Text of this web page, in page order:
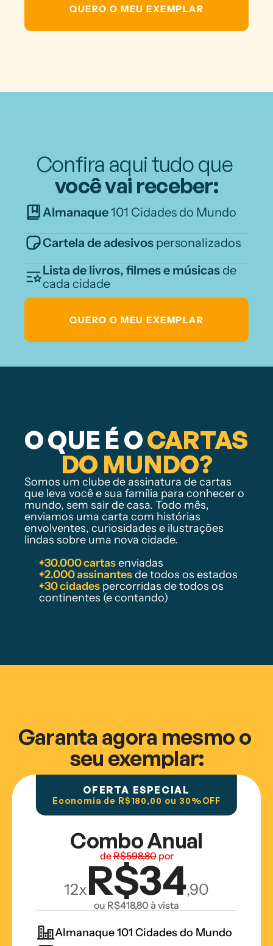
QUERO O MEU EXEMPLAR
você vai receber:
Almanaque 101 Cidades do Mundo
Cartela de adesivos personalizados
Lista de livros, filmes e músicas de
cada cidade
QUERO O MEU EXEMPLAR
O QUE É O CARTAS
DO MUNDO?
Somos um clube de assinatura de cartas
que leva você e sua família para conhecer o
mundo, sem sair de casa. Todo mês,
enviamos uma carta com histórias
envolventes, curiosidades e ilustrações
lindas sobre uma nova cidade.
+30.000 cartas enviadas
+2.000 assinantes de todos os estados
+30 cidades percorridas de todos os
continentes (e contando)
Garanta agora mesmo o
seu exemplar:
OFERTA ESPECIAL
Economia de R$180,00 ou 30%OFF
Combo Anual
de R$598,80 por
12xR$34,90
ou R$418,80 à vista
Almanaque 101 Cidades do Mundo